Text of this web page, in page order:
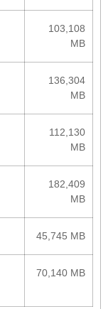
103,108
MB
136,304
MB
112,130
MB
182,409
MB
45,745 MB
70,140 MB